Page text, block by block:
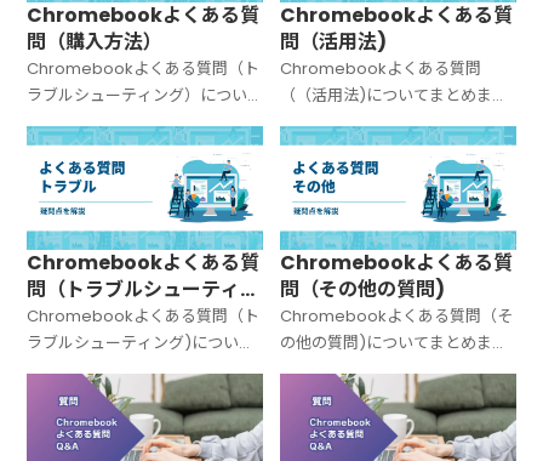
Chromebookよくある質
問（購入方法）
Chromebookよくある質問（ト
ラブルシューティング）につい
てまとめました。
Chromebookよくある質
問（活用法)
Chromebookよくある質問
（（活用法)についてまとめまし
た。
Chromebookよくある質
問（トラブルシューティン
グ)
Chromebookよくある質問（ト
ラブルシューティング)について
まとめました。
Chromebookよくある質
問（その他の質問)
Chromebookよくある質問（そ
の他の質問)についてまとめまし
た。